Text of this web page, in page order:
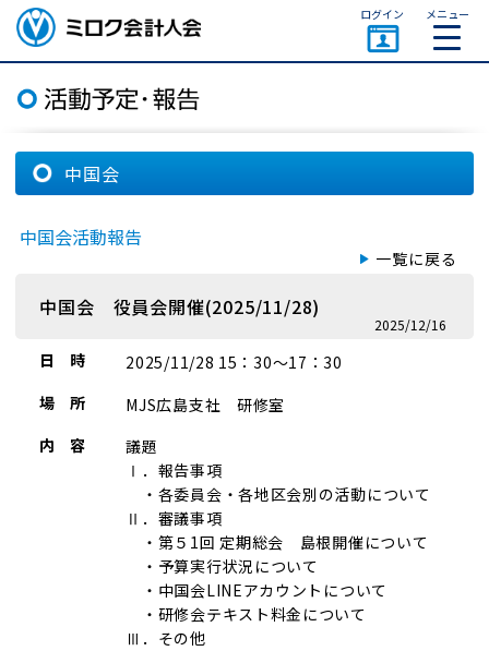
ミロク会計人会 MIROKU
ACCOUNTING PERSON
ASSOCIATION
ログイン メニュー
中国会
中国会活動報告
一覧に戻る
中国会 役員会開催(2025/11/28)
2025/12/16
日 時
2025/11/28 15：30～17：30
場 所
MJS広島支社 研修室
内 容
議題
Ⅰ．報告事項
・各委員会・各地区会別の活動について
Ⅱ．審議事項
・第５1回 定期総会 島根開催について
・予算実行状況について
・中国会LINEアカウントについて
・研修会テキスト料金について
Ⅲ．その他